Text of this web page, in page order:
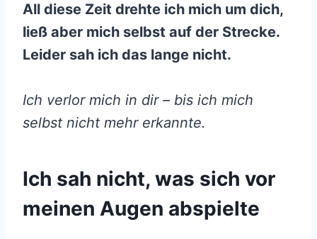
All diese Zeit drehte ich mich um dich,
ließ aber mich selbst auf der Strecke.
Leider sah ich das lange nicht.
Ich verlor mich in dir – bis ich mich
selbst nicht mehr erkannte.
Ich sah nicht, was sich vor
meinen Augen abspielte